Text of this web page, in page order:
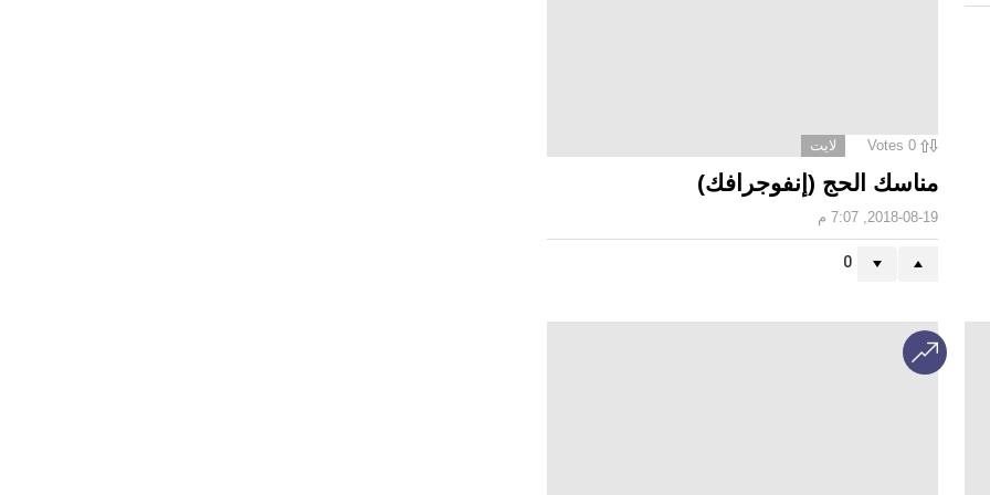
تعود إلى السوق الليبية بإصدار جديد